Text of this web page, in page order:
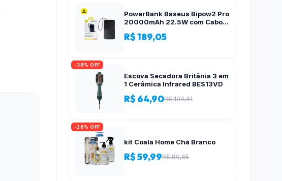
PowerBank Baseus Bipow2 Pro
20000mAh 22.5W com Cabo
EnerFill FC51
R$ 189,05
-38% OFF
Escova Secadora Britânia 3 em
1 Cerâmica Infrared BES13VD
R$ 64,90R$ 104,41
-26% OFF
kit Coala Home Chá Branco
R$ 59,99R$ 80,65